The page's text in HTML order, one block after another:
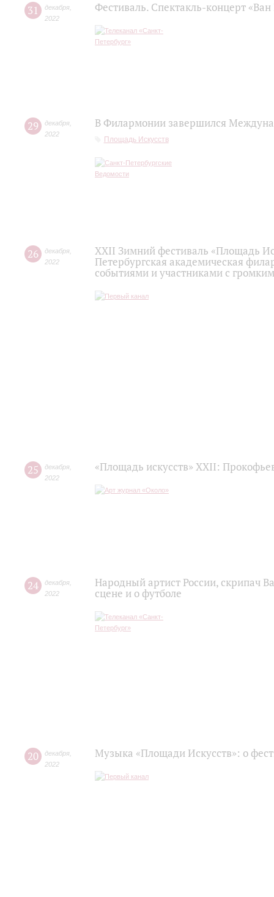
31 декабря
2022
Фестиваль. Спектакль-концерт «Ван
29 декабря
2022
В Филармонии завершился
Площадь Искусств
26 декабря
2022
XXII Зимний фестиваль «Площадь
Петербургская академическая
событиями и участниками с
25 декабря
2022
«Площадь искусств» XXII:
24 декабря
2022
Народный артист России, скрипач
сцене и о футболе
20 декабря
2022
Музыка «Площади Искусств»: о